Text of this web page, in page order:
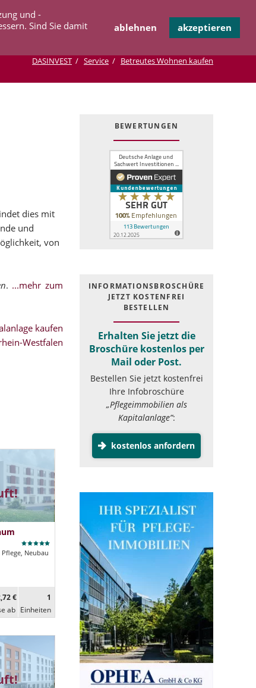
und -
Sind Sie damit
ablehnen akzeptieren
überspringen
KONTAKT
DASINVEST Service Betreutes Wohnen kaufen
dies mit
und
von
. ...mehr zum
kaufen
Westfalen
Pflege, Neubau
€
ab
1
Ein­heiten
BEWERTUNGEN
INFOR­MATIONS­BROSCHÜRE
JETZT KOSTEN­FREI
BESTELLEN
Erhalten Sie jetzt die
Broschüre kostenlos per
Mail oder Post.
Bestellen Sie jetzt kostenfrei
Ihre Infobroschüre
„Pflegeimmobilien als
Kapitalanlage”:
kostenlos anfordern